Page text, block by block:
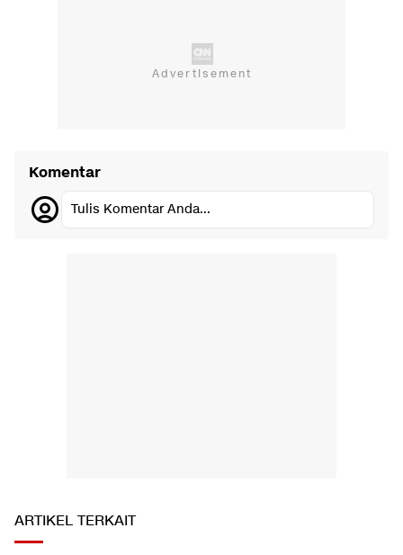
Komentar
Tulis Komentar Anda...
ARTIKEL TERKAIT